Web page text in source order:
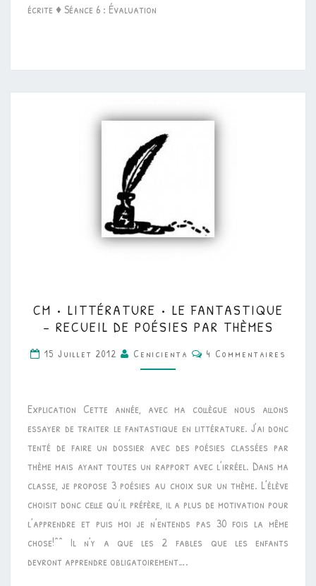
écrite ♦ Séance 6 : Évaluation
•
LITTÉRATURE
•
LE
–
RECUEIL
DE
POÉSIES
PAR
THÈMES
CM • LITTÉRATURE • LE FANTASTIQUE
– RECUEIL DE POÉSIES PAR THÈMES
15 Juillet 2012 Cenicienta Commentaires
4 Commentaires
Explication Cette année, avec ma collègue nous allons
essayer de traiter le fantastique en littérature. J’ai donc
tenté de faire un dossier avec des poésies classées par
thème mais ayant toutes un rapport avec l’irréel. Dans ma
classe, je propose 3 poésies au choix sur un thème. L’élève
choisit donc celle qu’il préfère, il a plus de motivation pour
l’apprendre et puis moi je n’entends pas 30 fois la même
chose!^^ Il n’y a que les 2 fables que les enfants
devront apprendre obligatoirement….